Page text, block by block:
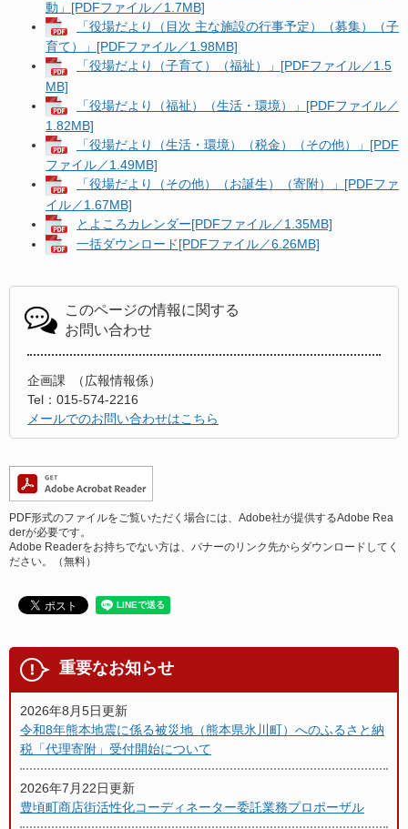
動」[PDFファイル／1.7MB]
「役場だより（目次 主な施設の行事予定）（募集）（子
育て）」[PDFファイル／1.98MB]
「役場だより（子育て）（福祉）」[PDFファイル／1.5
MB]
「役場だより（福祉）（生活・環境）」[PDFファイル／
1.82MB]
「役場だより（生活・環境）（税金）（その他）」[PDF
ファイル／1.49MB]
「役場だより（その他）（お誕生）（寄附）」[PDFファ
イル／1.67MB]
とよころカレンダー[PDFファイル／1.35MB]
一括ダウンロード[PDFファイル／6.26MB]
このページの情報に関する
お問い合わせ
企画課
広報情報係
Tel：015-574-2216
メールでのお問い合わせはこちら
PDF形式のファイルをご覧いただく場合には、Adobe社が提供するAdobe Rea
derが必要です。
Adobe Readerをお持ちでない方は、バナーのリンク先からダウンロードしてく
ださい。（無料）
重要なお知らせ
2026年8月5日更新
令和8年熊本地震に係る被災地（熊本県氷川町）へのふるさと納
税「代理寄附」受付開始について
2026年7月22日更新
豊頃町商店街活性化コーディネーター委託業務プロポーザル